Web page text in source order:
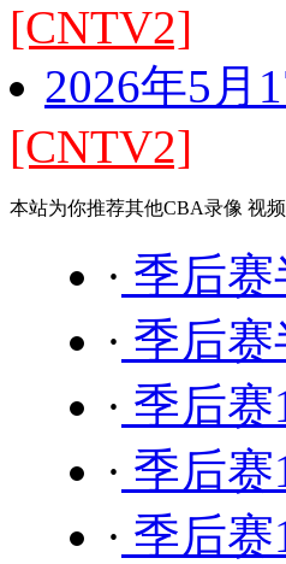
[CNTV2]
2026年5月
[CNTV2]
本站为你推荐其他CBA录像 视频
· 季后
· 季后
· 季后
· 季后
· 季后